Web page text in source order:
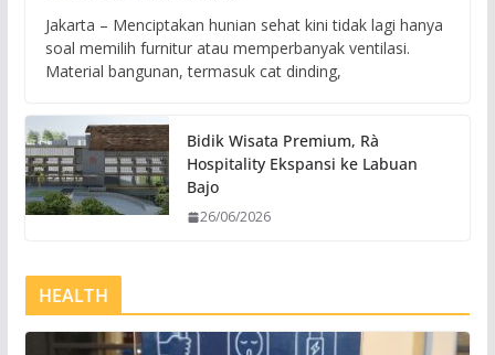
Jakarta – Menciptakan hunian sehat kini tidak lagi hanya
soal memilih furnitur atau memperbanyak ventilasi.
Material bangunan, termasuk cat dinding,
Bidik Wisata Premium, Rà
Hospitality Ekspansi ke Labuan
Bajo
26/06/2026
HEALTH